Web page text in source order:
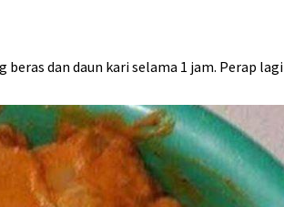
dan daun kari selama 1 jam. Perap lagi